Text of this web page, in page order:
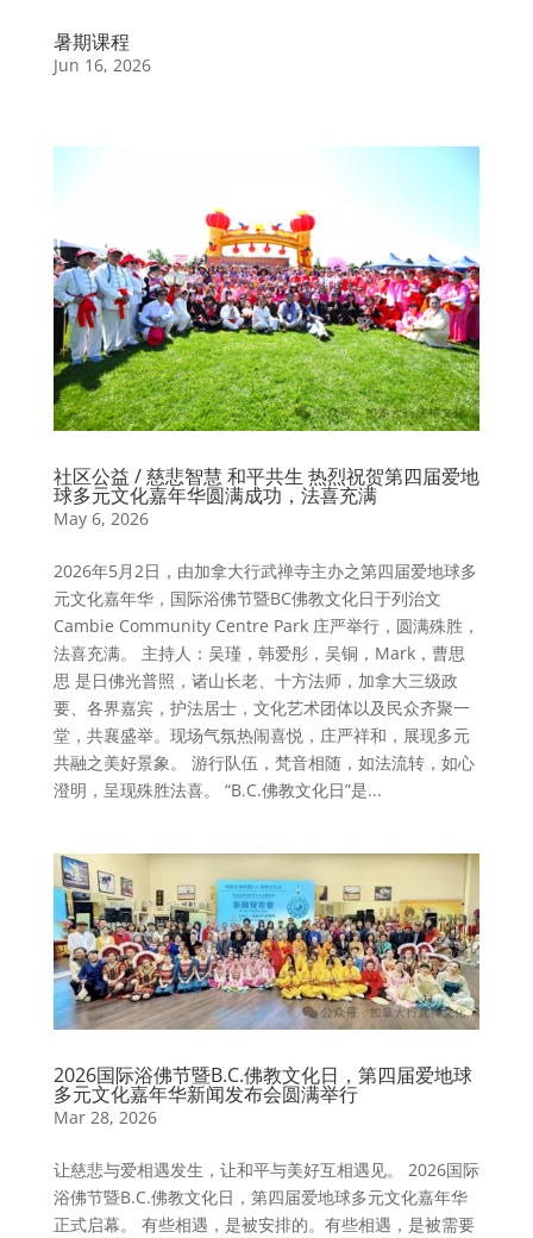
暑期课程
Jun 16, 2026
社区公益 / 慈悲智慧 和平共生 热烈祝贺第四届爱地
球多元文化嘉年华圆满成功，法喜充满
May 6, 2026
2026年5月2日，由加拿大行武禅寺主办之第四届爱地球多
元文化嘉年华，国际浴佛节暨BC佛教文化日于列治文
Cambie Community Centre Park 庄严举行，圆满殊胜，
法喜充满。 主持人：吴瑾，韩爱彤，吴铜，Mark，曹思
思 是日佛光普照，诸山长老、十方法师，加拿大三级政
要、各界嘉宾，护法居士，文化艺术团体以及民众齐聚一
堂，共襄盛举。现场气氛热闹喜悦，庄严祥和，展现多元
共融之美好景象。 游行队伍，梵音相随，如法流转，如心
澄明，呈现殊胜法喜。 “B.C.佛教文化日”是...
2026国际浴佛节暨B.C.佛教文化日，第四届爱地球
多元文化嘉年华新闻发布会圆满举行
Mar 28, 2026
让慈悲与爱相遇发生，让和平与美好互相遇见。 2026国际
浴佛节暨B.C.佛教文化日，第四届爱地球多元文化嘉年华
正式启幕。 有些相遇，是被安排的。有些相遇，是被需要